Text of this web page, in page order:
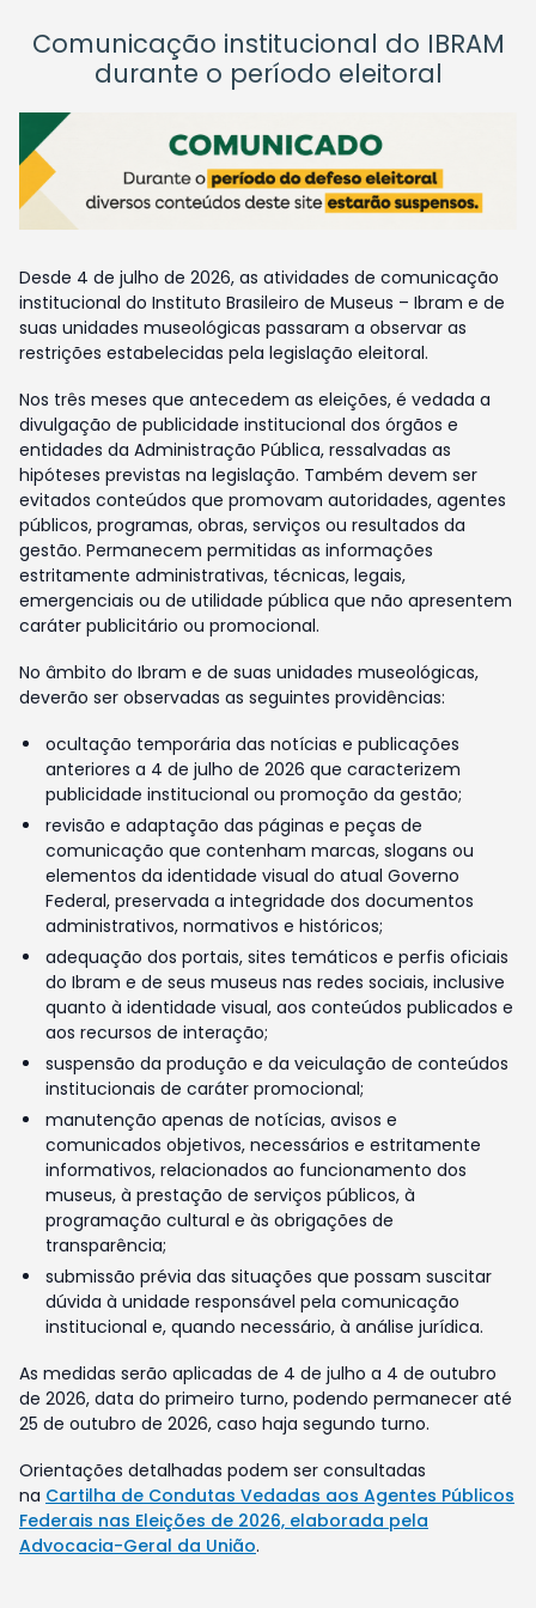
Comunicação institucional do IBRAM
durante o período eleitoral
Desde 4 de julho de 2026, as atividades de comunicação
institucional do Instituto Brasileiro de Museus – Ibram e de
suas unidades museológicas passaram a observar as
restrições estabelecidas pela legislação eleitoral.
Nos três meses que antecedem as eleições, é vedada a
divulgação de publicidade institucional dos órgãos e
entidades da Administração Pública, ressalvadas as
hipóteses previstas na legislação. Também devem ser
evitados conteúdos que promovam autoridades, agentes
públicos, programas, obras, serviços ou resultados da
gestão. Permanecem permitidas as informações
estritamente administrativas, técnicas, legais,
emergenciais ou de utilidade pública que não apresentem
caráter publicitário ou promocional.
No âmbito do Ibram e de suas unidades museológicas,
deverão ser observadas as seguintes providências:
ocultação temporária das notícias e publicações
anteriores a 4 de julho de 2026 que caracterizem
publicidade institucional ou promoção da gestão;
revisão e adaptação das páginas e peças de
comunicação que contenham marcas, slogans ou
elementos da identidade visual do atual Governo
Federal, preservada a integridade dos documentos
administrativos, normativos e históricos;
adequação dos portais, sites temáticos e perfis oficiais
do Ibram e de seus museus nas redes sociais, inclusive
quanto à identidade visual, aos conteúdos publicados e
aos recursos de interação;
suspensão da produção e da veiculação de conteúdos
institucionais de caráter promocional;
manutenção apenas de notícias, avisos e
comunicados objetivos, necessários e estritamente
informativos, relacionados ao funcionamento dos
museus, à prestação de serviços públicos, à
programação cultural e às obrigações de
transparência;
submissão prévia das situações que possam suscitar
dúvida à unidade responsável pela comunicação
institucional e, quando necessário, à análise jurídica.
As medidas serão aplicadas de 4 de julho a 4 de outubro
de 2026, data do primeiro turno, podendo permanecer até
25 de outubro de 2026, caso haja segundo turno.
Orientações detalhadas podem ser consultadas
na Cartilha de Condutas Vedadas aos Agentes Públicos
Federais nas Eleições de 2026, elaborada pela
Advocacia-Geral da União.